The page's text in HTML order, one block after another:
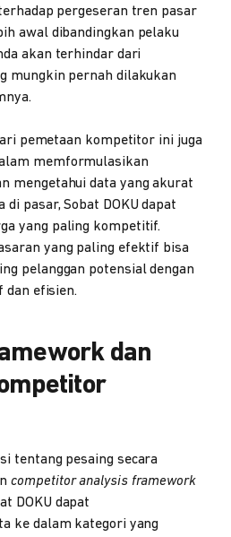
pergeseran tren pasar
awal dibandingkan pelaku
akan terhindar dari
mungkin pernah dilakukan
pemetaan kompetitor ini juga
memformulasikan
mengetahui data yang akurat
pasar, Sobat DOKU dapat
yang paling kompetitif.
yang paling efektif bisa
pelanggan potensial dengan
dan efisien.
dan
tentang pesaing secara
competitor analysis framework
DOKU dapat
ke dalam kategori yang